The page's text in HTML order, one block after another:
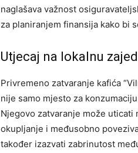
naglašava važnost
za planiranjem finansija kako bi
Utjecaj na lokalnu
Privremeno zatvaranje kafića
nije samo mjesto za
Njegovo zatvaranje može
okupljanje i međusobno
također izazvati zabrinutost